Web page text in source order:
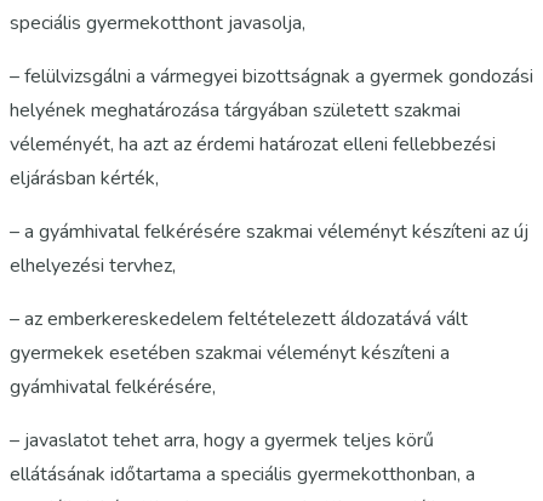
speciális gyermekotthont javasolja,
– felülvizsgálni a vármegyei bizottságnak a gyermek gondozási
helyének meghatározása tárgyában született szakmai
véleményét, ha azt az érdemi határozat elleni fellebbezési
eljárásban kérték,
– a gyámhivatal felkérésére szakmai véleményt készíteni az új
elhelyezési tervhez,
– az emberkereskedelem feltételezett áldozatává vált
gyermekek esetében szakmai véleményt készíteni a
gyámhivatal felkérésére,
– javaslatot tehet arra, hogy a gyermek teljes körű
ellátásának időtartama a speciális gyermekotthonban, a